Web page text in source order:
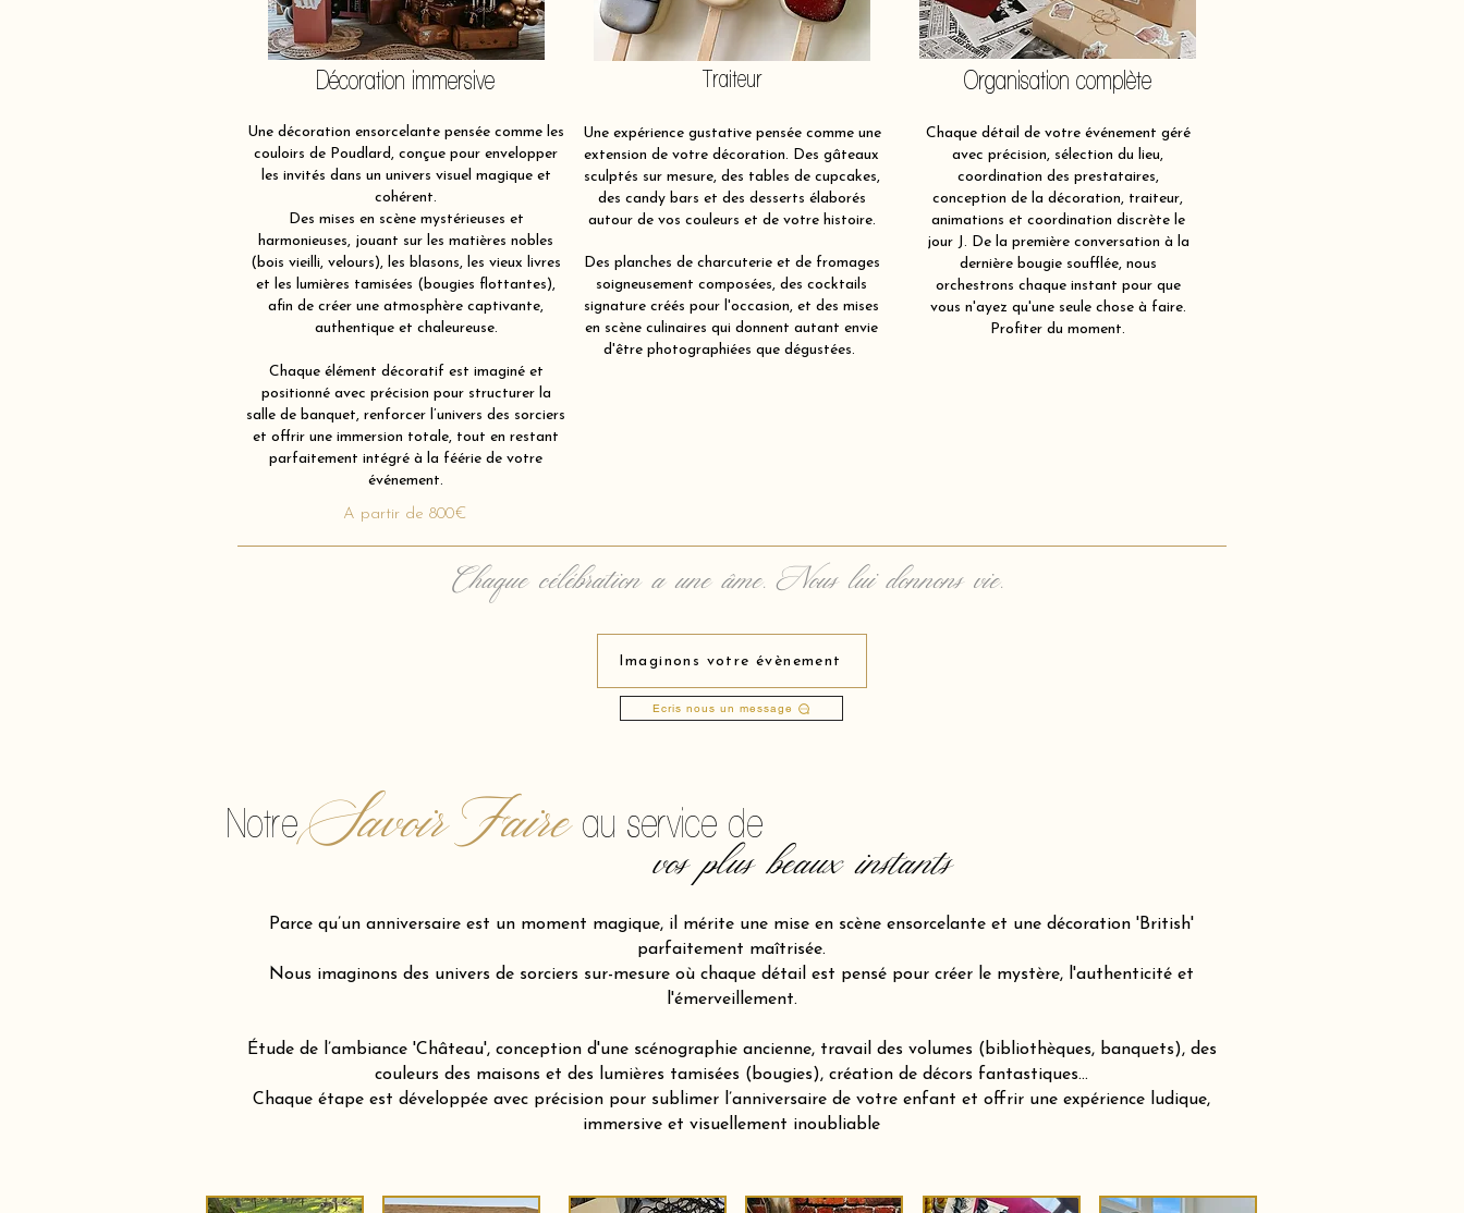
Décoration immersive
Une décoration ensorcelante pensée comme les
couloirs de Poudlard, conçue pour envelopper
les invités dans un univers visuel magique et
cohérent.
Des mises en scène mystérieuses et
harmonieuses, jouant sur les matières nobles
(bois vieilli, velours), les blasons, les vieux livres
et les lumières tamisées (bougies flottantes),
afin de créer une atmosphère captivante,
authentique et chaleureuse.
Chaque élément décoratif est imaginé et
positionné avec précision pour structurer la
salle de banquet, renforcer l’univers des sorciers
et offrir une immersion totale, tout en restant
parfaitement intégré à la féérie de votre
événement.
Traiteur
Une expérience gustative pensée comme une
extension de votre décoration. Des gâteaux
sculptés sur mesure, des tables de cupcakes,
des candy bars et des desserts élaborés
autour de vos couleurs et de votre histoire.
Des planches de charcuterie et de fromages
soigneusement composées, des cocktails
signature créés pour l'occasion, et des mises
en scène culinaires qui donnent autant envie
d'être photographiées que dégustées.
Organisation complète
Chaque détail de votre événement géré
avec précision, sélection du lieu,
coordination des prestataires,
conception de la décoration, traiteur,
animations et coordination discrète le
jour J. De la première conversation à la
dernière bougie soufflée, nous
orchestrons chaque instant pour que
vous n'ayez qu'une seule chose à faire.
Profiter du moment.
A partir de 800€
Chaque célébration a une âme. Nous lui donnons vie.
Imaginons votre évènement
Ecris nous un message
Savoir Faire
Notre au service de
vos plus beaux instants
Parce qu’un anniversaire est un moment magique, il mérite une mise en scène ensorcelante et une décoration 'British'
parfaitement maîtrisée.
Nous imaginons des univers de sorciers sur-mesure où chaque détail est pensé pour créer le mystère, l'authenticité et
l'émerveillement.
Étude de l’ambiance 'Château', conception d'une scénographie ancienne, travail des volumes (bibliothèques, banquets), des
couleurs des maisons et des lumières tamisées (bougies), création de décors fantastiques…
Chaque étape est développée avec précision pour sublimer l’anniversaire de votre enfant et offrir une expérience ludique,
immersive et visuellement inoubliable